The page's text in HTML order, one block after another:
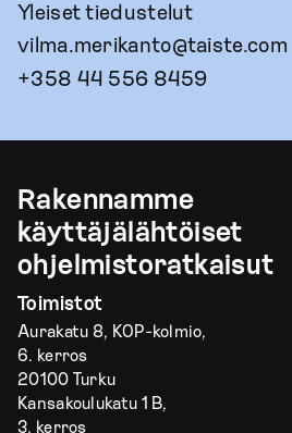
Yleiset tiedustelut
vilma.merikanto@taiste.com
+358 44 556 8459
Toimistot
Aurakatu 8, KOP-kolmio,
6. kerros
20100 Turku
Kansakoulukatu 1 B,
3. kerros
Rakennamme
käyttäjälähtöiset
ohjelmistoratkaisut